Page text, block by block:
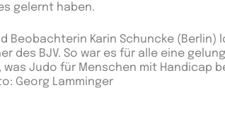
gelernt haben.
Beobachterin Karin Schuncke (Berlin)
des BJV. So war es für alle eine
Judo für Menschen mit Handicap
Georg Lamminger